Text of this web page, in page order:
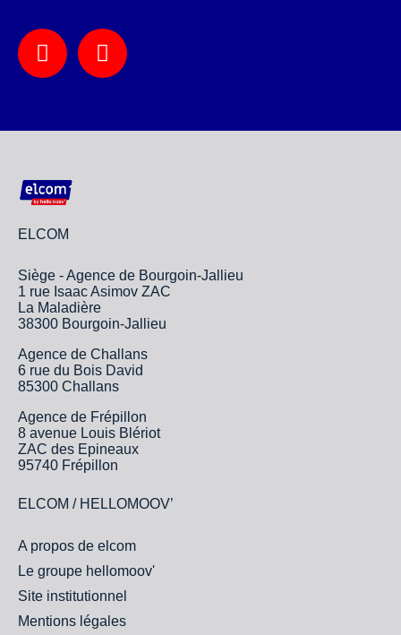
ELCOM
Siège - Agence de Bourgoin-Jallieu
1 rue Isaac Asimov ZAC
La Maladière
38300 Bourgoin-Jallieu
Agence de Challans
6 rue du Bois David
85300 Challans
Agence de Frépillon
8 avenue Louis Blériot
ZAC des Epineaux
95740 Frépillon
ELCOM / HELLOMOOV’
A propos de elcom
Le groupe hellomoov'
Site institutionnel
Mentions légales